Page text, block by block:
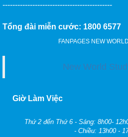
--------------------------------------------
Tổng đài miễn cước: 1800 6577
FANPAGES NEW
New World
Giờ Làm Việc
Thứ 2 đến Thứ 6 - Sáng: 8h00-
- Chiều: 13h00 -